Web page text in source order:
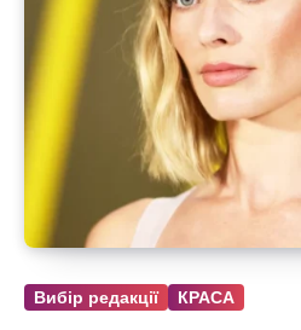
Вибір редакції КРАСА